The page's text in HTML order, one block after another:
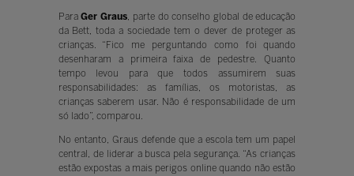
ParaGer Graus, parte do conselho global de educação
da Bett, toda a sociedade tem o dever de proteger as
crianças. “Fico me perguntando como foi quando
desenharam a primeira faixa de pedestre. Quanto
tempo levou para que todos assumirem suas
responsabilidades: as famílias, os motoristas, as
crianças saberem usar. Não é responsabilidade de um
só lado”, comparou.
No entanto, Graus defende que a escola tem um papel
central, de liderar a busca pela segurança. “As crianças
estão expostas a mais perigos online quando não estão